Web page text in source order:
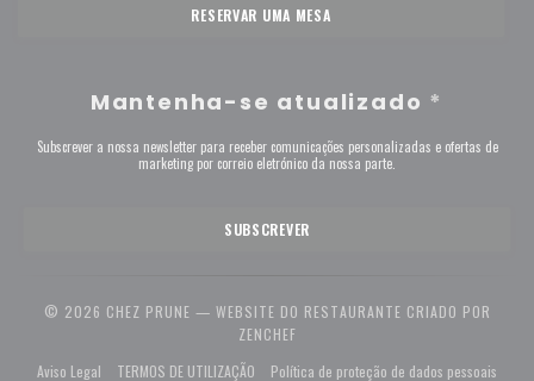
RESERVAR UMA MESA
Mantenha-se atualizado *
Subscrever a nossa newsletter para receber comunicações personalizadas e ofertas de
marketing por correio eletrónico da nossa parte.
SUBSCREVER
© 2026 CHEZ PRUNE — WEBSITE DO RESTAURANTE CRIADO POR
ZENCHEF((ABRE NUMA NOVA JANELA))
Aviso Legal ((abre numa nova janela))
TERMOS DE UTILIZAÇÃO ((abre numa nova janela))
Política de proteção de dados pessoais